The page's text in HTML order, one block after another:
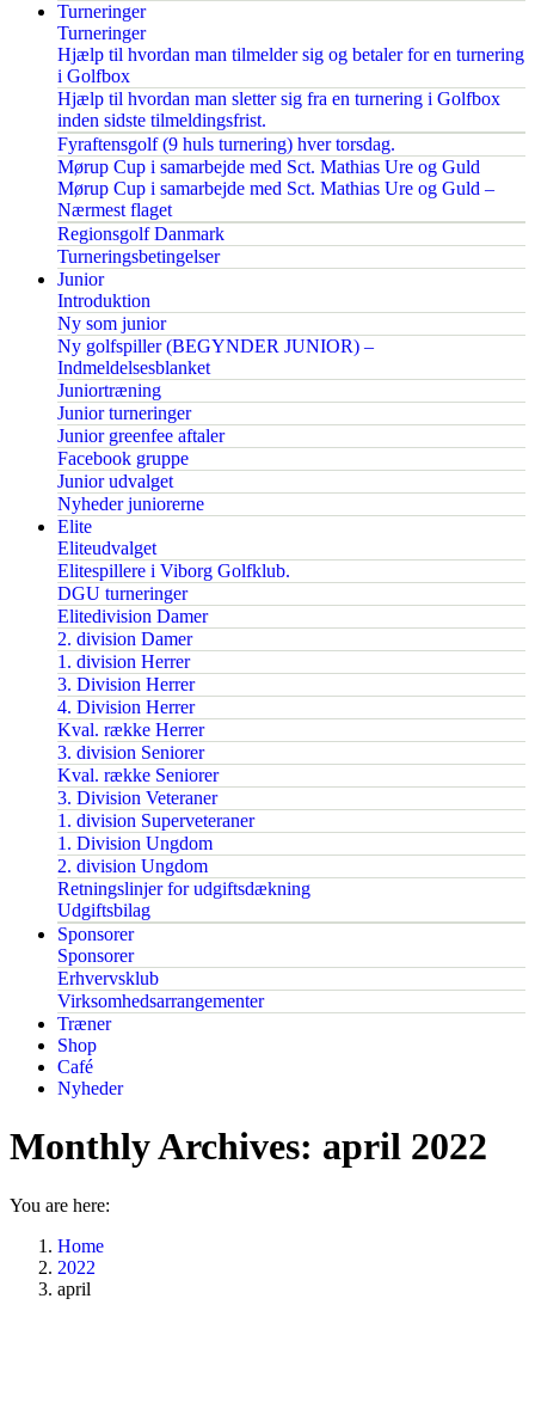
Turneringer
Turneringer
Hjælp til hvordan man tilmelder sig og betaler for en turnering
i Golfbox
Hjælp til hvordan man sletter sig fra en turnering i Golfbox
inden sidste tilmeldingsfrist.
Fyraftensgolf (9 huls turnering) hver torsdag.
Mørup Cup i samarbejde med Sct. Mathias Ure og Guld
Mørup Cup i samarbejde med Sct. Mathias Ure og Guld –
Nærmest flaget
Regionsgolf Danmark
Turneringsbetingelser
Junior
Introduktion
Ny som junior
Ny golfspiller (BEGYNDER JUNIOR) –
Indmeldelsesblanket
Juniortræning
Junior turneringer
Junior greenfee aftaler
Facebook gruppe
Junior udvalget
Nyheder juniorerne
Elite
Eliteudvalget
Elitespillere i Viborg Golfklub.
DGU turneringer
Elitedivision Damer
2. division Damer
1. division Herrer
3. Division Herrer
4. Division Herrer
Kval. række Herrer
3. division Seniorer
Kval. række Seniorer
3. Division Veteraner
1. division Superveteraner
1. Division Ungdom
2. division Ungdom
Retningslinjer for udgiftsdækning
Udgiftsbilag
Sponsorer
Sponsorer
Erhvervsklub
Virksomhedsarrangementer
Træner
Shop
Café
Nyheder
Monthly Archives: april 2022
You are here:
Home
2022
april